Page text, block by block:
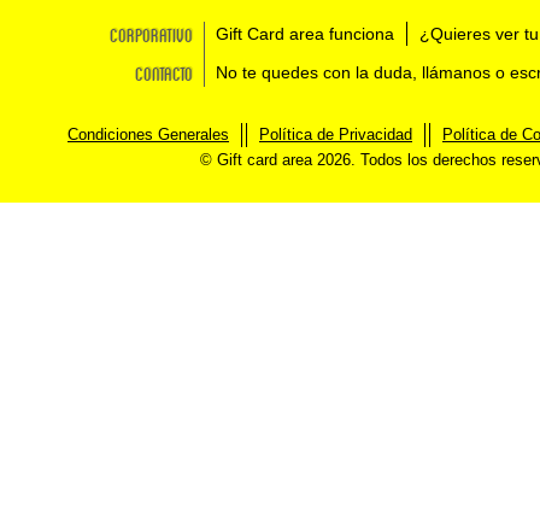
Corporativo Gift Card area funciona ¿Quieres ver
Contacto No te quedes con la duda, llámanos o
Condiciones Generales Política de Privacidad
Política de
© Gift card area 2026. Todos los derechos